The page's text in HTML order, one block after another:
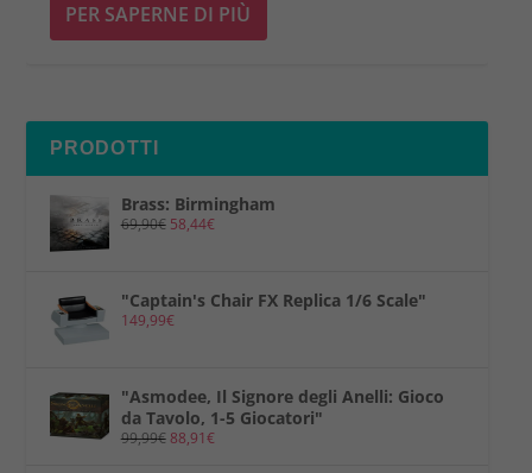
PER SAPERNE DI PIÙ
PRODOTTI
Brass: Birmingham
69,90€ 58,44€
"Captain's Chair FX Replica 1/6 Scale"
149,99€
"Asmodee, Il Signore degli Anelli: Gioco
da Tavolo, 1-5 Giocatori"
99,99€88,91€